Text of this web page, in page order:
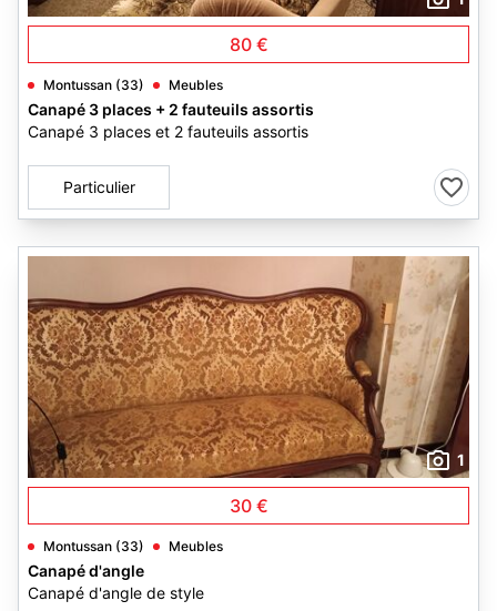
80 €
Montussan (33) Meubles
Canapé 3 places + 2 fauteuils assortis
Canapé 3 places et 2 fauteuils assortis
Particulier
1
30 €
Montussan (33) Meubles
Canapé d'angle
Canapé d'angle de style